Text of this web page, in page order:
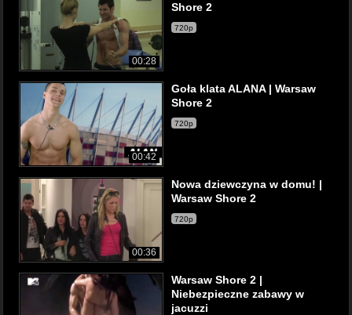
00:28
Shore 2
720p
00:42
Goła klata ALANA | Warsaw
Shore 2
720p
00:36
Nowa dziewczyna w domu! |
Warsaw Shore 2
720p
Warsaw Shore 2 |
Niebezpieczne zabawy w
jacuzzi